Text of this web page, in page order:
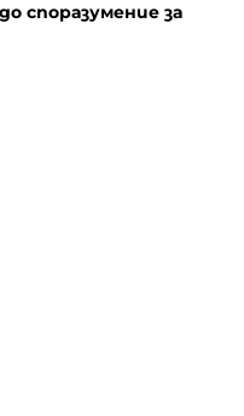
споразумение за